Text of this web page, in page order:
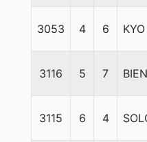
3053 4 6 KYO
3116 5 7
3115 6 4